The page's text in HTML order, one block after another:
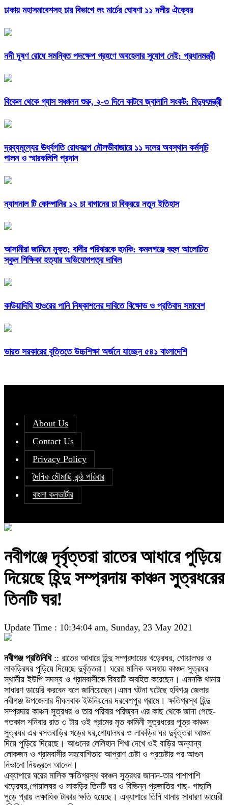
ঢাকায় মহাসমাবেশসহ চার বিভাগে লং মার্চের ঘোষণা ১১ দলীয় ঐক্যের
নদী দূষণ রোধে সমন্বিত পদক্ষেপ গ্রহণে অবহেলার সুযোগ নেই: প্রধানমন্ত্রী
বিকেল থেকে গ্যাস সঞ্চালন শুরু, ২-৩ দিনে কাটবে জ্বালানি সংকট: বিদ্যুৎমন্ত্রী
দ্রব্যমূল্যের ঊর্ধ্বগতি রোধকল্পে মৌলভীবাজারে ১১ দলের অবস্থান কর্মসূচি
পালন ও স্মারকলিপি প্রদান
ন্যাশনাল টি কোম্পানির ১২ চা বাগানের চা বিক্রয়ে নতুন ইতিহাস
আসামীরা জামিনে মুক্ত; বাদীর পরিবারকে হুমকি: কমলগঞ্জে বহুল আলোচিত
স্কুল শিক্ষিকা হত্যার অভিযোগপত্র দাখিল
কাউয়াদিঘি হাওরের পানি নিষ্কাশনের দাবিতে বিক্ষোভ ও প্রতিবাদ সমাবেশ
ভারত সরকারের বৃত্তিতে উচ্চশিক্ষা অর্জনে যাচ্ছেন ৫৪১ বাংলাদেশি
About Us
Contact Us
Privacy Policy
দৈনিক মৌমাছি কন্ঠ পরিবার
বাংলা কনভার্টার
নবীগঞ্জে দৃর্বৃত্তরা রাতের আধারে পুড়িয়ে
দিয়েছে হিন্দু সম্প্রদায় কাঞ্চন সুত্রধরের
তিনটি ঘর!
Update Time : 10:34:04 am, Sunday, 23 May 2021
নবীগঞ্জ প্রতিনিধি:: রাতের আধারে হিন্দু সম্প্রদায়ের খড়েরঘর, গোয়ালঘর ও
লাকড়িরঘর পুড়িয়ে দিয়েছে দুর্বৃত্তরা। ঘরের মালিক অসহায় কাঞ্চন সুত্রধর
স্থানীয় ইউপি সদস্য ও গ্রামবাসীকে বিষয়টি অবহিত করেছেন। এমনকি থানায়
সাধারণ ডায়েরি করবেন বলে জানিয়েছেন।এমন ঘটনা ঘটেছে হবিগঞ্জ জেলার
নবীগঞ্জ উপজেলার দীঘলবাক ইউনিয়নের দরবেশপুর গ্রামে। ক্ষতিগ্রস্থ হিন্দু
সম্প্রদায় কাঞ্চন সুত্রধর ও তার পরিবার পরিজ্বন এর কাছ থেকে জানা গেছে-
গতকাল শনিবার রাত ৩ টায় ওই গ্রামের মৃত কামিনী সুত্রধরের পুত্র কাঞ্চন
সুত্রধর এর বসতবাড়ির খড়ের ঘর,গোয়ালঘর ও লাকড়ির ঘর দুর্বৃত্তরা আগুন
দিয়ে পুড়িয়ে দিয়েছে। আগুনের লেলিহান শিখা দেখে ওই বাড়ির অন্যান্য
লোকজন ও গ্রামবাসীর সহযোগিতায় আপ্রাণ চেষ্টা ও প্রচেষ্টার পর আগুন
নিভানো নিয়ন্ত্রনে আনেন।
এব্যাপারে ঘরের মালিক ক্ষতিগ্রস্থ কাঞ্চন সুত্রধর জানান-তার পাশাপাশি
খড়েরঘর,গোয়ালঘর ও লাকড়ির তিনটি ঘর ও বিভিন্ন প্রজাতির গাছ- গাছালি
পুড়ে প্রায় লক্ষাধিক টাকার ক্ষতি হয়েছে। এব্যাপারে তিনি থানায় সাধারণ ডায়েরী